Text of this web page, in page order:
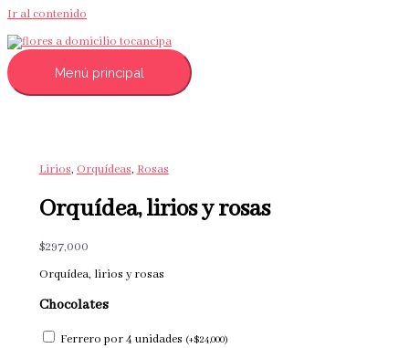
Ir al contenido
Menú principal
Lirios,Orquídeas,Rosas
Orquídea, lirios y rosas
$297,000
Orquídea, lirios y rosas
Chocolates
Ferrero por 4 unidades (+$24,000)